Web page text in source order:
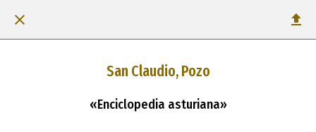
San Claudio, Pozo
«Enciclopedia asturiana»